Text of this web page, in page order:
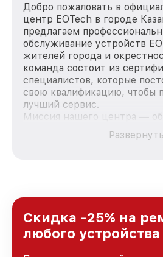
Добро пожаловать в
центр EOTech в городе
предлагаем
обслуживание устройств
жителей города и
команда состоит из
специалистов, которые
свою квалификацию, чтобы
лучший сервис.
Миссия нашего центра —
качественный и доступный
каждого пользователя
Казани, постоянно повышая
и лояльности наших
Развернуть
Скидка -25% на
любого устройства